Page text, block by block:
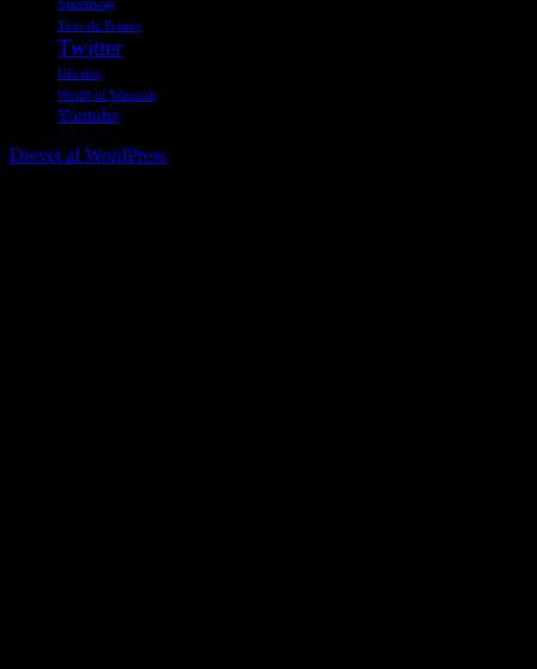
Speedway
Tour de France
Twitter
Ukraine
World of Warcraft
Youtube
Drevet af WordPress